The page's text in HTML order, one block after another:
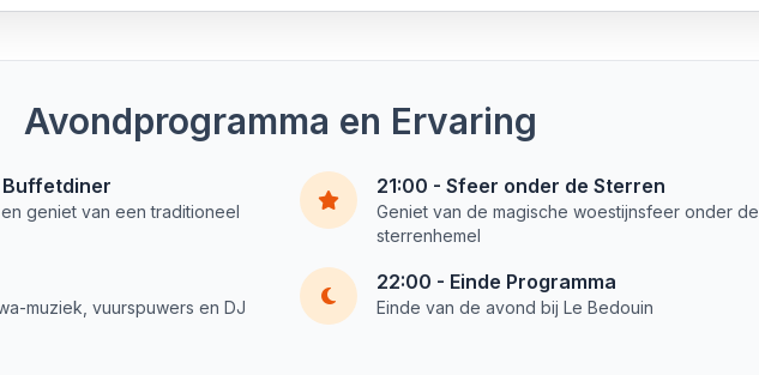
Avondprogramma en Ervaring
Buffetdiner
geniet van een traditioneel
muziek, vuurspuwers en DJ
21:00 - Sfeer onder de Sterren
Geniet van de magische woestijnsfeer onder de
sterrenhemel
22:00 - Einde Programma
Einde van de avond bij Le Bedouin